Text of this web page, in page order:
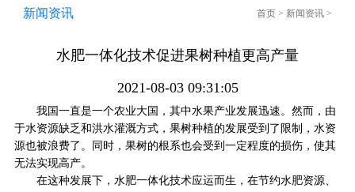
新闻资讯 首页> 新闻资讯 >
水肥一体化技术促进果树种植更高产量
2021-08-03 09:31:05
我国一直是一个农业大国，其中水果产业发展迅速。然而，由
于水资源缺乏和洪水灌溉方式，果树种植的发展受到了限制，水资
源也被浪费了。同时，果树的根系也会受到一定程度的损伤，使其
无法实现高产。
在这种发展下，水肥一体化技术应运而生，在节约水肥资源、